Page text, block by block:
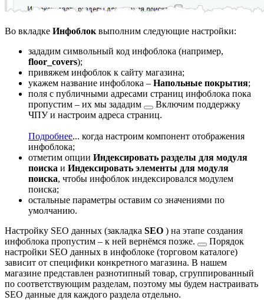
Во вкладке Инфоблок выполним следующие настройки:
зададим символьный код инфоблока (например,
floor_covers);
привяжем инфоблок к сайту магазина;
укажем название инфоблока – Напольные покрытия;
поля с публичными адресами страниц инфоблока пока
пропустим – их мы зададим
Включим поддержку
ЧПУ и настроим адреса страниц.
Подробнее... когда настроим компонент отображения
инфоблока;
отметим опции Индексировать разделы для модуля
поиска и Индексировать элементы для модуля
поиска, чтобы инфоблок индексировался модулем
поиска;
остальные параметры оставим со значениями по
умолчанию.
Настройку SEO данных (закладка SEO ) на этапе создания
инфоблока пропустим – к ней вернёмся позже.
Порядок
настройки SEO данных в инфоблоке (торговом каталоге)
зависит от специфики конкретного магазина. В нашем
магазине представлен разнотипный товар, сгруппированный
по соответствующим разделам, поэтому мы будем настраивать
SEO данные для каждого раздела отдельно.